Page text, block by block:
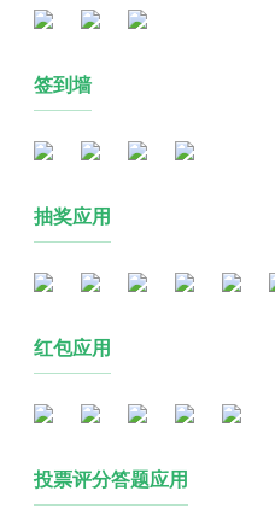
签到墙
抽奖应用
红包应用
投票评分答题应用